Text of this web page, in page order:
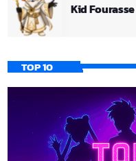
Kid
TOP 10